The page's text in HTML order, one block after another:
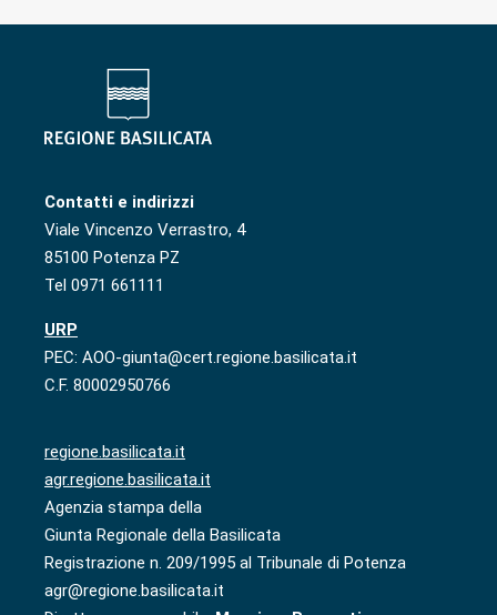
Contatti e indirizzi
Viale Vincenzo Verrastro, 4
85100 Potenza PZ
Tel 0971 661111
URP
PEC: AOO-giunta@cert.regione.basilicata.it
C.F. 80002950766
regione.basilicata.it
agr.regione.basilicata.it
Agenzia stampa della
Giunta Regionale della Basilicata
Registrazione n. 209/1995 al Tribunale di Potenza
agr@regione.basilicata.it